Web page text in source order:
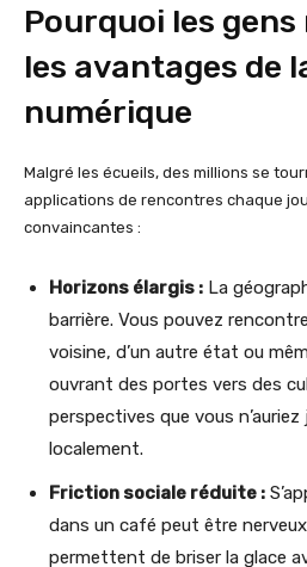
Pourquoi les
les avantages de
numérique
Malgré les écueils, des millions se
applications de rencontres chaque
convaincantes :
Horizons élargis : La
barrière. Vous pouvez
voisine, d’un autre état ou
ouvrant des portes vers des
perspectives que vous
localement.
Friction sociale réduite :
dans un café peut être
permettent de briser la glace